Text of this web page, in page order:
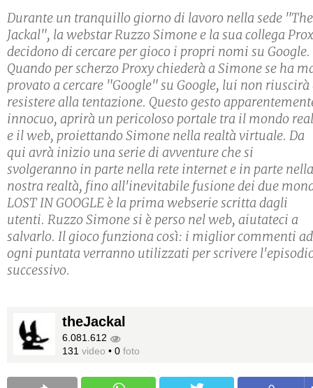
Durante un tranquillo giorno di lavoro nella sede "The
Jackal", la webstar Ruzzo Simone e la sua collega
decidono di cercare per gioco i propri nomi su Google.
Quando per scherzo Proxy chiederà a Simone se ha
provato a cercare "Google" su Google, lui non riuscirà
resistere alla tentazione. Questo gesto
innocuo, aprirà un pericoloso portale tra il mondo
e il web, proiettando Simone nella realtà virtuale. Da
qui avrà inizio una serie di avventure che si
svolgeranno in parte nella rete internet e in parte nella
nostra realtà, fino all'inevitabile fusione dei due
LOST IN GOOGLE è la prima webserie scritta dagli
utenti. Ruzzo Simone si è perso nel web, aiutateci a
salvarlo. Il gioco funziona così: i miglior commenti ad
ogni puntata verranno utilizzati per scrivere
successivo.
theJackal
6.081.612
131 video • 0 foto